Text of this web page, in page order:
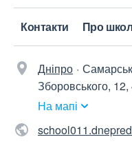
Контакти Про
Дніпро
Зборовського,
На мапі